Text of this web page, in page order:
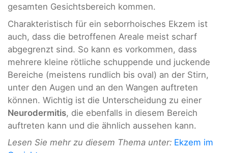
gesamten Gesichtsbereich kommen.
Charakteristisch für ein seborrhoisches Ekzem ist
auch, dass die betroffenen Areale meist scharf
abgegrenzt sind. So kann es vorkommen, dass
mehrere kleine rötliche schuppende und juckende
Bereiche (meistens rundlich bis oval) an der Stirn,
unter den Augen und an den Wangen auftreten
können. Wichtig ist die Unterscheidung zu einer
Neurodermitis, die ebenfalls in diesem Bereich
auftreten kann und die ähnlich aussehen kann.
Lesen Sie mehr zu diesem Thema unter: Ekzem im